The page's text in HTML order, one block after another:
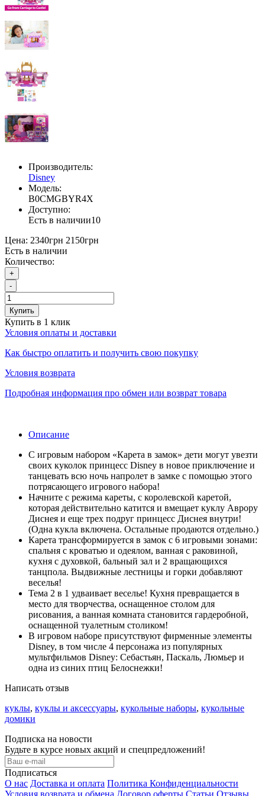
Производитель:
Disney
Модель:
B0CMGBYR4X
Доступно:
Есть в наличии10
Цена: 2340грн 2150грн
Есть в наличии
Количество:
+
-
Купить
Купить в 1 клик
Условия оплаты и доставки
Как быстро оплатить и получить свою покупку
Условия возврата
Подробная информация про обмен или возврат товара
Описание
С игровым набором «Карета в замок» дети могут увезти
своих куколок принцесс Disney в новое приключение и
танцевать всю ночь напролет в замке с помощью этого
потрясающего игрового набора!
Начните с режима кареты, с королевской каретой,
которая действительно катится и вмещает куклу Аврору
Диснея и еще трех подруг принцесс Диснея внутри!
(Одна кукла включена. Остальные продаются отдельно.)
Карета трансформируется в замок с 6 игровыми зонами:
спальня с кроватью и одеялом, ванная с раковиной,
кухня с духовкой, бальный зал и 2 вращающихся
танцпола. Выдвижные лестницы и горки добавляют
веселья!
Тема 2 в 1 удваивает веселье! Кухня превращается в
место для творчества, оснащенное столом для
рисования, а ванная комната становится гардеробной,
оснащенной туалетным столиком!
В игровом наборе присутствуют фирменные элементы
Disney, в том числе 4 персонажа из популярных
мультфильмов Disney: Себастьян, Паскаль, Люмьер и
одна из синих птиц Белоснежки!
Написать отзыв
куклы, куклы и аксессуары, кукольные наборы, кукольные
домики
Подписка на новости
Будьте в курсе новых акций и спецпредложений!
Подписаться
О нас Доставка и оплата Политика Конфиденциальности
Условия возврата и обмена Договор оферты Статьи Отзывы